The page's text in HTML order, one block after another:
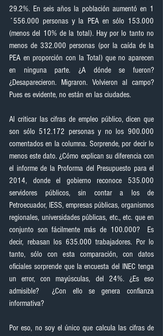
29.2%. En seis años la población aumentó en 1
´556.000 personas y la PEA en sólo 153.000
(menos del 10% de la total). Hay por lo tanto no
menos de 332.000 personas (por la caída de la
PEA en proporción con la Total) que no aparecen
en ninguna parte. ¿A dónde se fueron?
¿Desaparecieron. Migraron. Volvieron al campo?
Pues es evidente, no están en las ciudades.
Al criticar las cifras de empleo público, dicen que
son sólo 512.172 personas y no los 900.000
comentados en la columna. Sorprende, por decir lo
menos este dato. ¿Cómo explican su diferencia con
el informe de la Proforma del Presupuesto para el
2014, donde el gobierno reconoce 535.000
servidores públicos, sin contar a los de
Petroecuador, IESS, empresas públicas, organismos
regionales, universidades públicas, etc., etc. que en
conjunto son fácilmente más de 100.000?  Es
decir, rebasan los 635.000 trabajadores. Por lo
tanto, sólo con esta comparación, con datos
oficiales sorprende que la encuesta del INEC tenga
un error, con mayúsculas, del 24%. ¿Es eso
admisible?  ¿Con ello se genera confianza
informativa?
Por eso, no soy el único que calcula las cifras de